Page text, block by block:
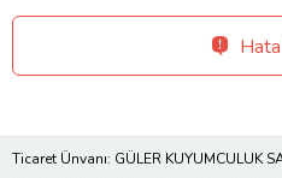
Ticaret Ünvanı: GÜLER KUYUMCULUK